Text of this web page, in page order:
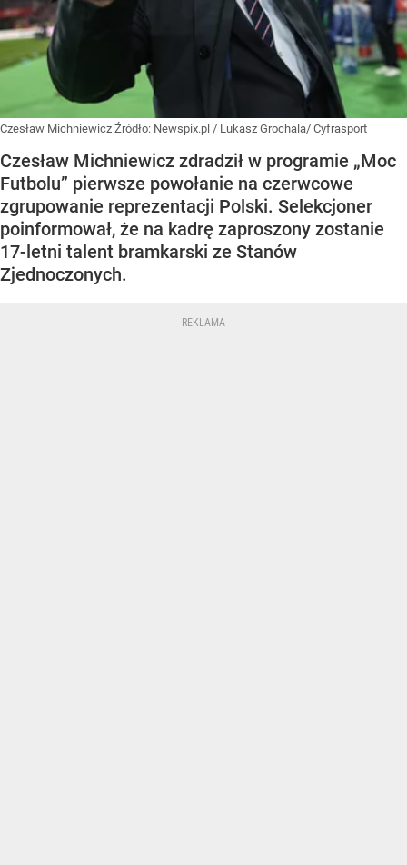
Czesław Michniewicz Źródło: Newspix.pl / Lukasz Grochala/ Cyfrasport
Czesław Michniewicz zdradził w programie „Moc
Futbolu” pierwsze powołanie na czerwcowe
zgrupowanie reprezentacji Polski. Selekcjoner
poinformował, że na kadrę zaproszony zostanie
17-letni talent bramkarski ze Stanów
Zjednoczonych.